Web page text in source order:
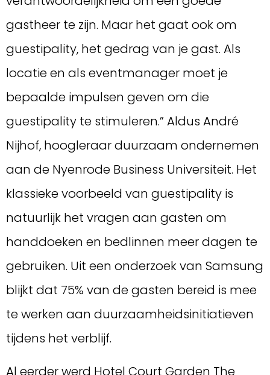
gastheer te zijn. Maar het gaat ook om
guestipality, het gedrag van je gast. Als
locatie en als eventmanager moet je
bepaalde impulsen geven om die
guestipality te stimuleren.” Aldus André
Nijhof, hoogleraar duurzaam ondernemen
aan de Nyenrode Business Universiteit. Het
klassieke voorbeeld van guestipality is
natuurlijk het vragen aan gasten om
handdoeken en bedlinnen meer dagen te
gebruiken. Uit een onderzoek van Samsung
blijkt dat 75% van de gasten bereid is mee
te werken aan duurzaamheidsinitiatieven
tijdens het verblijf.
Al eerder werd Hotel Court Garden The